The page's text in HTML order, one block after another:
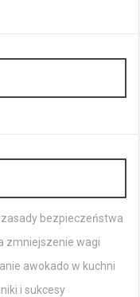
zasady bezpieczeństwa
zmniejszenie wagi
awokado w kuchni
i sukcesy